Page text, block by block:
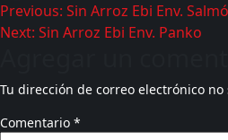
Previous: Sin Arroz Ebi Env.
Next: Sin Arroz Ebi Env. Panko
Tu dirección de correo electrónico
Comentario *